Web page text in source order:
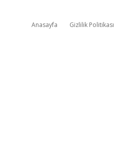
Anasayfa Gizlilik Politikası